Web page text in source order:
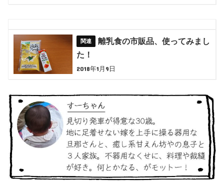
離乳食の市販品、使ってみまし
た！
2018年1月9日